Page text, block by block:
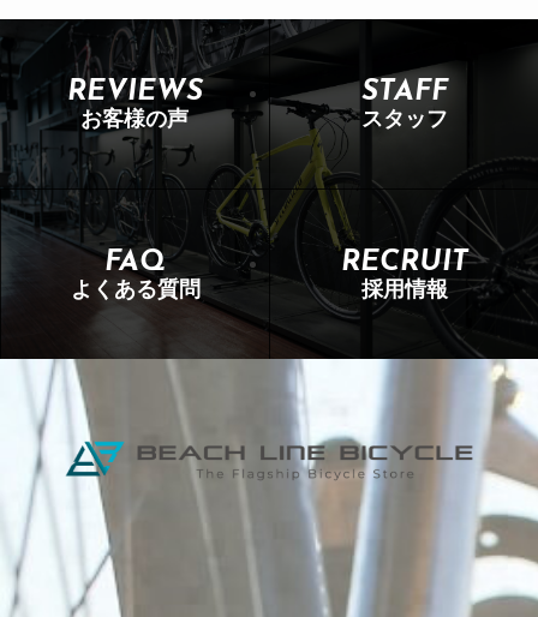
REVIEWS
お客様の声
STAFF
スタッフ
FAQ
よくある質問
RECRUIT
採用情報